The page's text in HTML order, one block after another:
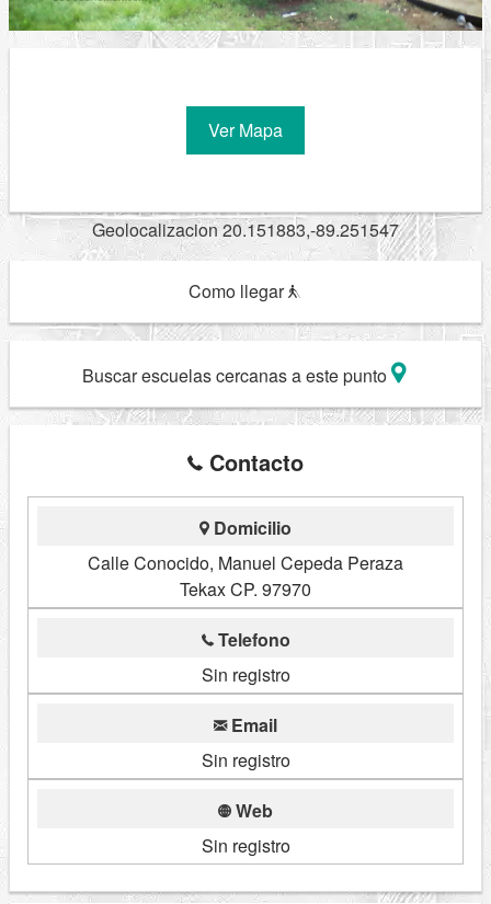
Ver Mapa
Geolocalizacion 20.151883,-89.251547
Como llegar
Buscar escuelas cercanas a este punto
Contacto
Domicilio
Calle Conocido, Manuel Cepeda Peraza
Tekax CP. 97970
Telefono
Sin registro
Email
Sin registro
Web
Sin registro